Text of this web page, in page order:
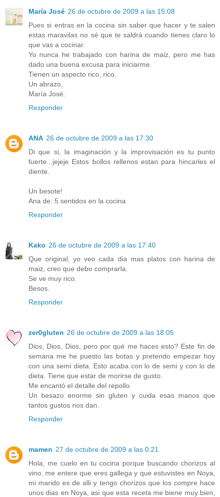
María José 26 de octubre de 2009 a las 15:08
Pues si entras en la cocina sin saber que hacer y te salen
estas maravilas no sé que te saldrá cuando tienes claro lo
que vas a cocinar.
Yo nunca he trabajado con harina de maiz, pero me has
dado una buena excusa para iniciarme.
Tienen un aspecto rico, rico.
Un abrazo,
María José.
Responder
ANA 26 de octubre de 2009 a las 17:30
Di que si, la imaginación y la improvisación es tu punto
fuerte...jejeje Estos bollos rellenos estan para hincarles el
diente.
Un besote!
Ana de: 5 sentidos en la cocina
Responder
Kako 26 de octubre de 2009 a las 17:40
Que original, yo veo cada dia mas platos con harina de
maiz, creo que debo comprarla.
Se ve muy rico.
Besos.
Responder
zer0gluten 26 de octubre de 2009 a las 18:05
Dios, Dios, Dios, pero por qué me haces esto? Este fin de
semana me he puesto las botas y pretendo empezar hoy
con una semi dieta. Esto acaba con lo de semi y con lo de
dieta. Tiene que estar de morirse de gusto.
Me encantó el detalle del repollo.
Un besazo enorme sin gluten y cuida esas manos que
tantos gustos nos dan.
Responder
mamen 27 de octubre de 2009 a las 0:21
Hola, me cuelo en tu cocina porque buscando chorizos al
vino, me entere que eres gallega y que estuvistes en Noya,
mi marido es de alli y tengo chorizos que los compre hace
unos dias en Noya, asi que esta receta me biene muy bien,